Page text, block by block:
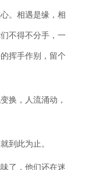
。相遇是缘，相
不得不分手，一
挥手作别，留个
换，人流涌动，
到此为止。
了，他们还在迷